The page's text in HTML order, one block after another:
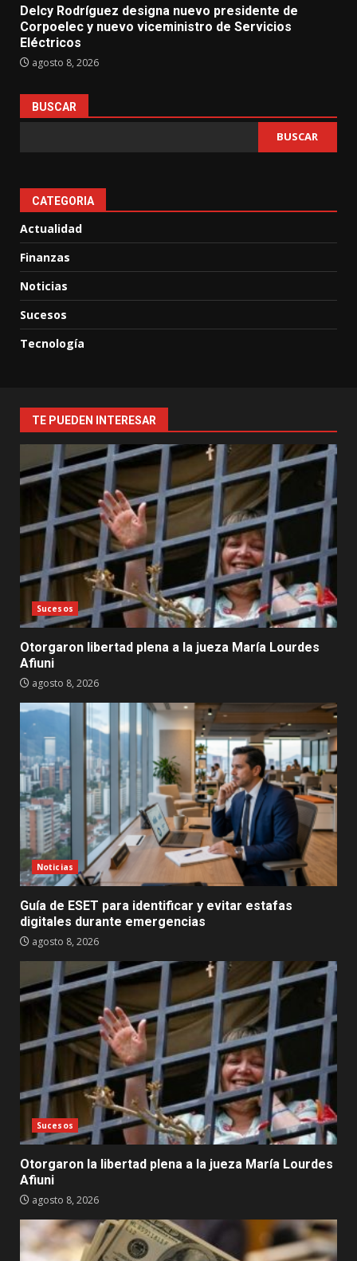
Delcy Rodríguez designa nuevo presidente de
Corpoelec y nuevo viceministro de Servicios
Eléctricos
agosto 8, 2026
BUSCAR
BUSCAR
CATEGORIA
Actualidad
Finanzas
Noticias
Sucesos
Tecnología
TE PUEDEN INTERESAR
Sucesos
Otorgaron libertad plena a la jueza María Lourdes
Afiuni
agosto 8, 2026
Noticias
Guía de ESET para identificar y evitar estafas
digitales durante emergencias
agosto 8, 2026
Sucesos
Otorgaron la libertad plena a la jueza María Lourdes
Afiuni
agosto 8, 2026